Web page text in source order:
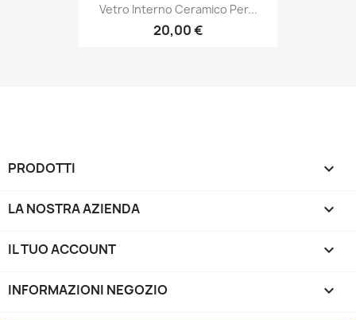
Vetro Interno Ceramico Per...
20,00 €
PRODOTTI 
LA NOSTRA AZIENDA 
IL TUO ACCOUNT 
INFORMAZIONI NEGOZIO keyboard_arrow_down